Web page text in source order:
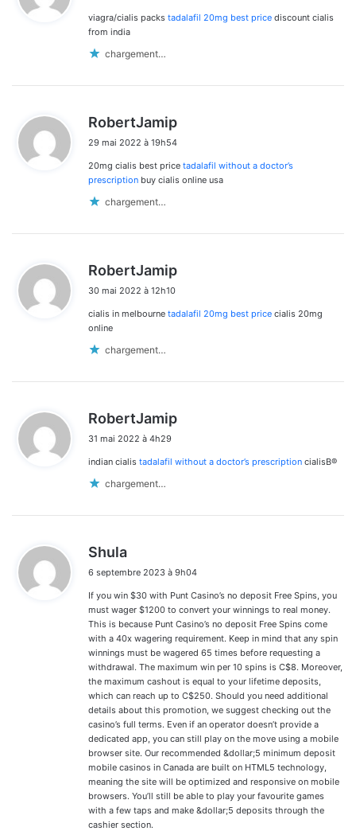
viagra/cialis packs tadalafil 20mg best price discount cialis
from india
chargement…
RobertJamip
:
29 mai 2022 à 19h54
20mg cialis best price tadalafil without a doctor’s
prescription buy cialis online usa
chargement…
RobertJamip
30 mai 2022 à 12h10
cialis in melbourne tadalafil 20mg best price cialis 20mg
online
chargement…
RobertJamip
31 mai 2022 à 4h29
indian cialis tadalafil without a doctor’s prescription cialisВ®
chargement…
Shula
t
:
6 septembre 2023 à 9h04
If you win $30 with Punt Casino’s no deposit Free Spins, you
must wager $1200 to convert your winnings to real money.
This is because Punt Casino’s no deposit Free Spins come
with a 40x wagering requirement. Keep in mind that any spin
winnings must be wagered 65 times before requesting a
withdrawal. The maximum win per 10 spins is C$8. Moreover,
the maximum cashout is equal to your lifetime deposits,
which can reach up to C$250. Should you need additional
details about this promotion, we suggest checking out the
casino’s full terms. Even if an operator doesn’t provide a
dedicated app, you can still play on the move using a mobile
browser site. Our recommended &dollar;5 minimum deposit
mobile casinos in Canada are built on HTML5 technology,
meaning the site will be optimized and responsive on mobile
browsers. You’ll still be able to play your favourite games
with a few taps and make &dollar;5 deposits through the
cashier section.